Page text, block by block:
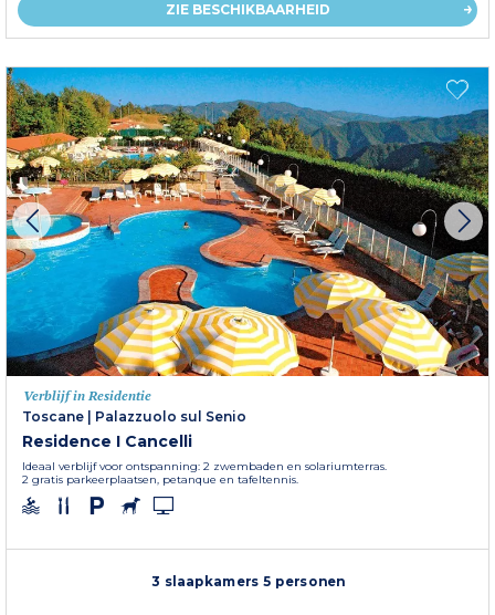
ZIE BESCHIKBAARHEID
Verblijf in Residentie
Toscane | Palazzuolo sul Senio
Residence I Cancelli
Ideaal verblijf voor ontspanning: 2 zwembaden en solariumterras.
2 gratis parkeerplaatsen, petanque en tafeltennis.
3 slaapkamers 5 personen